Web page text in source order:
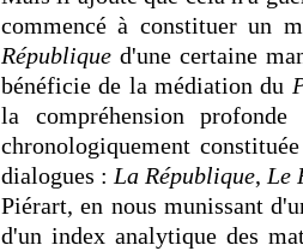
commencé à constituer un
République d'une certaine
bénéficie de la médiation du
la compréhension
chronologiquement
dialogues : La République, Le
Piérart, en nous munissant
d'un index analytique des